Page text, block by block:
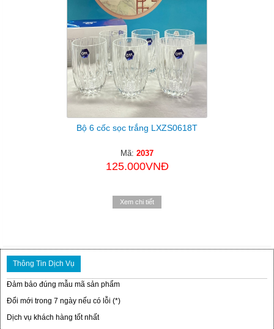
Bộ 6 cốc sọc trắng LXZS0618T
Mã: 2037
125.000VNĐ
Xem chi tiết
Thông Tin Dịch Vụ
Đảm bảo đúng mẫu mã sản phẩm
Đổi mới trong 7 ngày nếu có lỗi (*)
Dịch vụ khách hàng tốt nhất